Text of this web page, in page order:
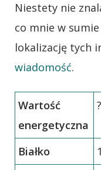
Niestety nie
co mnie w
lokalizację tych
wiadomość.
Wartość
energetyczna
Białko